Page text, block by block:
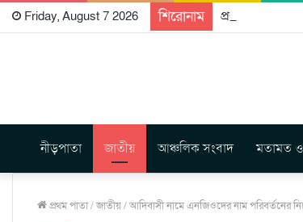
Friday, August 7 2026 শিরোনাম প্রকাশিত হতে
নীড়পাতা জাতীয় আঞ্চলিক সংবাদ মতামত ও
প্রথম পাতা/জাতীয়/আদিবাসী নামে এনজিওদের নাম পরিবর্তনের